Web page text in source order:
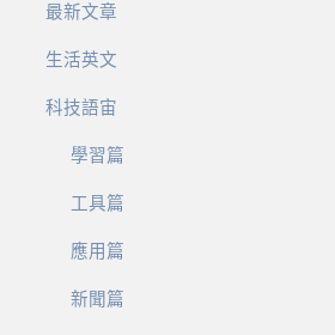
最新文章
生活英文
科技語宙
學習篇
工具篇
應用篇
新聞篇